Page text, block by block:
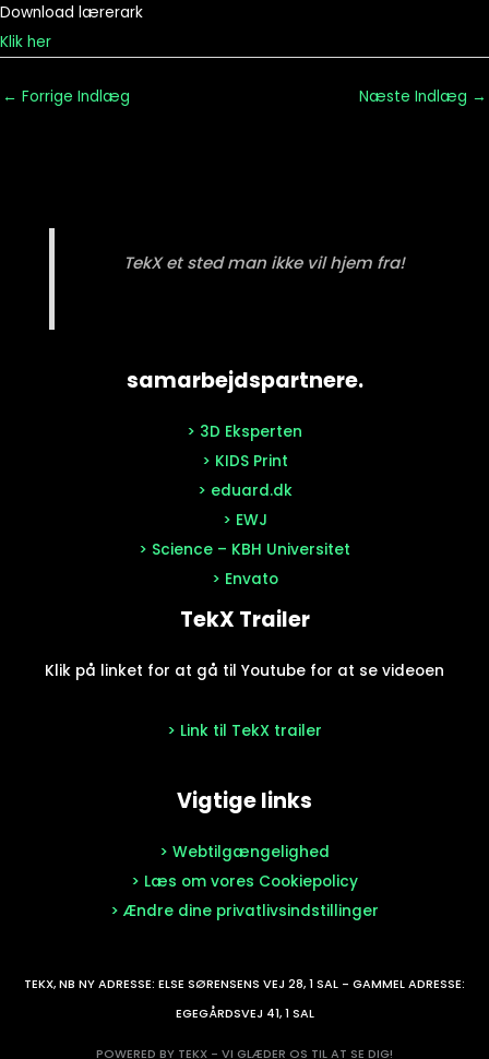
Download lærerark
Klik her
← Forrige Indlæg Næste Indlæg →
TekX et sted man ikke vil hjem fra!
samarbejdspartnere.
> 3D Eksperten
> KIDS Print
> eduard.dk
> EWJ
> Science – KBH Universitet
> Envato
TekX Trailer
Klik på linket for at gå til Youtube for at se videoen
> Link til TekX trailer
Vigtige links
> Webtilgængelighed
> Læs om vores Cookiepolicy
> Ændre dine privatlivsindstillinger
TEKX, NB NY ADRESSE: ELSE SØRENSENS VEJ 28, 1 SAL - GAMMEL ADRESSE:
EGEGÅRDSVEJ 41, 1 SAL
POWERED BY TEKX - VI GLÆDER OS TIL AT SE DIG!